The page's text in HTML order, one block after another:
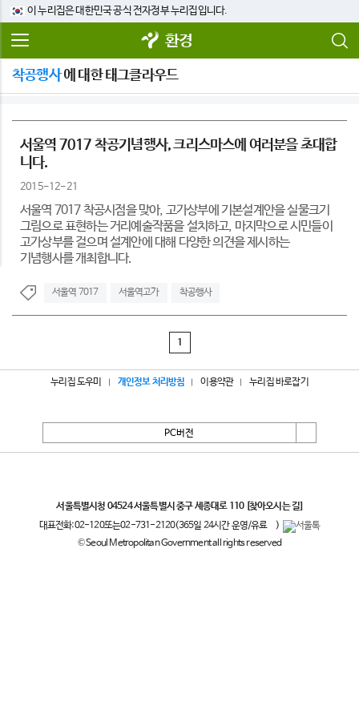
이 누리집은 대한민국 공식 전자정부 누리집입니다.
환경
착공행사에 대한 태그클라우드
서울역 7017 착공기념행사, 크리스마스에 여러분을 초대합
니다.
2015-12-21
서울역 7017 착공시점을 맞아, 고가상부에 기본설계안을 실물크기
그림으로 표현하는 거리예술작품을 설치하고, 마지막으로 시민들이
고가상부를 걸으며 설계안에 대해 다양한 의견을 제시하는
기념행사를 개최합니다.
서울역 7017 서울역고가 착공행사
1
누리집 도우미 개인정보 처리방침 이용약관 누리집 바로잡기
PC버전
서울특별시청 04524 서울특별시 중구 세종대로 110 [찾아오시는 길]
대표전화:02-120또는02-731-2120(365일 24시간 운영/유료
)
© Seoul Metropolitan Government all rights reserved